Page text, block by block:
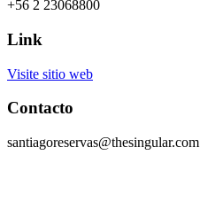
+56 2 23068800
Link
Visite sitio web
Contacto
santiagoreservas@thesingular.com